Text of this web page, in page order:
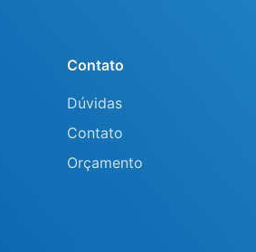
Contato
Dúvidas
Contato
Orçamento